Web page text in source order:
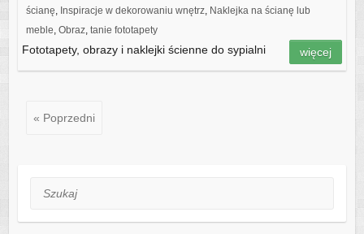
ścianę, Inspiracje w dekorowaniu wnętrz, Naklejka na ścianę lub
meble, Obraz, tanie fototapety
Fototapety, obrazy i naklejki ścienne do sypialni więcej
« Poprzedni
Szukaj